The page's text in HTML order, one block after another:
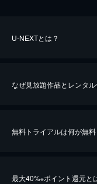
U-NEXTとは？
なぜ見放題作品とレンタ
無料トライアルは何が無料
最大40%※ポイント還元と